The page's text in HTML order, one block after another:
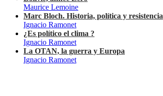
Maurice Lemoine
Marc Bloch. Historia, política y resistencia
Ignacio Ramonet
¿Es político el clima ?
Ignacio Ramonet
La OTAN, la guerra y Europa
Ignacio Ramonet